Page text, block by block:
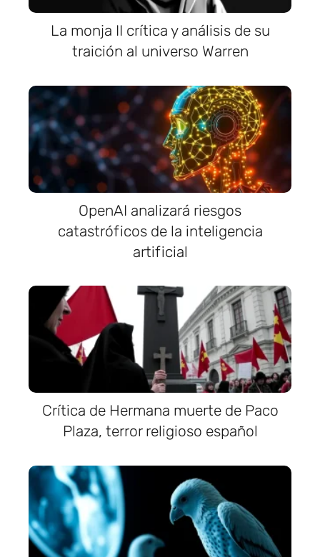
La monja II crítica y análisis de su
traición al universo Warren
OpenAI analizará riesgos
catastróficos de la inteligencia
artificial
Crítica de Hermana muerte de Paco
Plaza, terror religioso español